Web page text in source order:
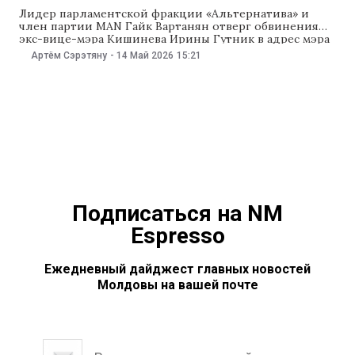
Лидер парламентской фракции «Альтернатива» и
член партии MAN Гайк Вартанян отверг обвинения
экс-вице-мэра Кишинева Ирины Гутник в адрес мэра
столицы Иона Чебана. На пресс-конференции 14 мая
политик сообщил, что никакого внешнего
Артём Сэрэтяну - 14 Май 2026 15:21
Подписаться на NM
Espresso
Ежедневный дайджест главных новостей
Молдовы на вашей почте